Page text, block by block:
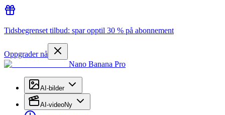
Tidsbegrenset tilbud: spar opptil 30 % på abonnement
Oppgrader nå
Nano Banana Pro
AI-bilder
AI-videoNy